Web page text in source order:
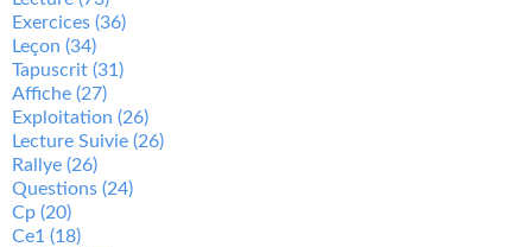
Exercices (36)
Leçon (34)
Tapuscrit (31)
Affiche (27)
Exploitation (26)
Lecture Suivie (26)
Rallye (26)
Questions (24)
Cp (20)
Ce1 (18)